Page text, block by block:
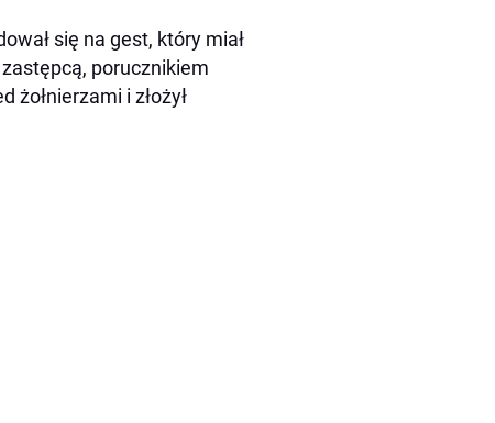
się na gest, który miał
porucznikiem
żołnierzami i złożył